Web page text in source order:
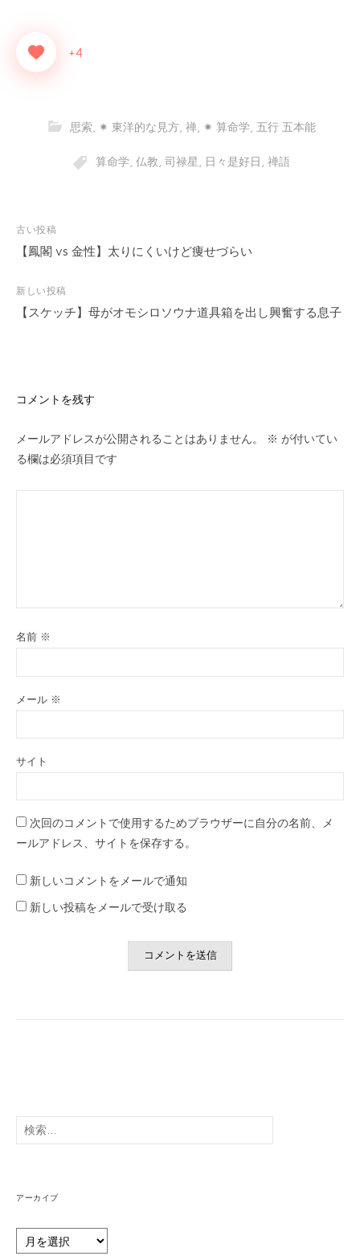
+4
思索 ✷ 東洋的な見方 禅 ✷ 算命学 五行 五本能
算命学, 仏教, 司禄星 , 日々是好日 , 禅語
投
稿
ビ
ー
古い投稿
【鳳閣 vs 金性】太りにくいけど痩せづらい
新しい投稿
【スケッチ】母がオモシロソウナ道具箱を出し興奮する息子
コメントを残す
メールアドレスが公開されることはありません。 ※ が付いてい
る欄は必須項目です
名前 ※
メール ※
サイト
次回のコメントで使用するためブラウザーに自分の名前、メ
ールアドレス、サイトを保存する。
新しいコメントをメールで通知
新しい投稿をメールで受け取る
検
索:
アーカイブ